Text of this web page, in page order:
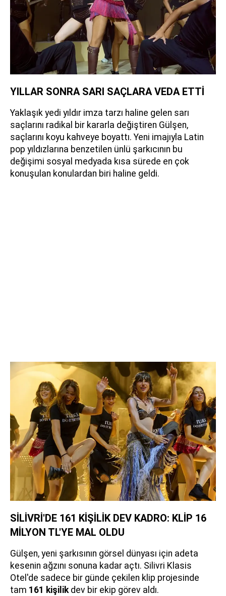
YILLAR SONRA SARI SAÇLARA VEDA ETTİ
Yaklaşık yedi yıldır imza tarzı haline gelen sarı
saçlarını radikal bir kararla değiştiren Gülşen,
saçlarını koyu kahveye boyattı. Yeni imajıyla Latin
pop yıldızlarına benzetilen ünlü şarkıcının bu
değişimi sosyal medyada kısa sürede en çok
konuşulan konulardan biri haline geldi.
SİLİVRİ'DE 161 KİŞİLİK DEV KADRO: KLİP 16
MİLYON TL'YE MAL OLDU
Gülşen, yeni şarkısının görsel dünyası için adeta
kesenin ağzını sonuna kadar açtı. Silivri Klasis
Otel'de sadece bir günde çekilen klip projesinde
tam 161 kişilikdev bir ekip görev aldı.